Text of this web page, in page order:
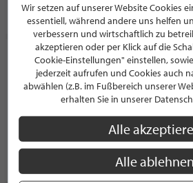
PROFIL
FORMM - Design- &
WERBEAGENTUR
Berliner Str. 69
Deutschland
Wir setzen auf unserer Website Cookies
essentiell, während andere uns helfen
verbessern und wirtschaftlich zu
akzeptieren oder per Klick auf die
Cookie-Einstellungen" einstellen,
jederzeit aufrufen und Cookies auch
abwählen (z.B. im Fußbereich unserer
erhalten Sie in unserer
Alle
Alle ablehnen